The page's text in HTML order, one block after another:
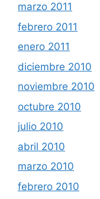
marzo 2011
febrero 2011
enero 2011
diciembre 2010
noviembre 2010
octubre 2010
julio 2010
abril 2010
marzo 2010
febrero 2010